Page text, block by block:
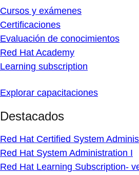
Cursos y exámenes
Certificaciones
Evaluación de conocimientos
Red Hat Academy
Learning subscription
Explorar capacitaciones
Destacados
Red Hat Certified System
Red Hat System Administration I
Red Hat Learning Subscription-